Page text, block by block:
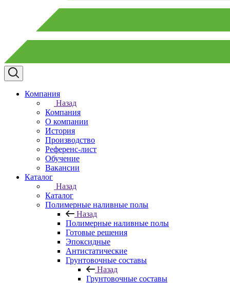
Компания
Назад
Компания
О компании
История
Производство
Референс-лист
Обучение
Вакансии
Каталог
Назад
Каталог
Полимерные наливные полы
Назад
Полимерные наливные полы
Готовые решения
Эпоксидные
Антистатические
Грунтовочные составы
Назад
Грунтовочные составы